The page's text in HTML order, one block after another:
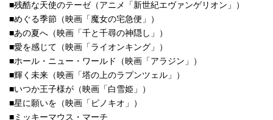
■残酷な天使のテーゼ（アニメ「新世紀エヴァンゲリオン」）
■めぐる季節（映画「魔女の宅急便」）
■あの夏へ（映画「千と千尋の神隠し」）
■愛を感じて（映画「ライオンキング」）
■ホール・ニュー・ワールド（映画「アラジン」）
■輝く未来（映画「塔の上のラプンツェル」）
■いつか王子様が（映画「白雪姫」）
■星に願いを（映画「ピノキオ」）
■ミッキーマウス・マーチ